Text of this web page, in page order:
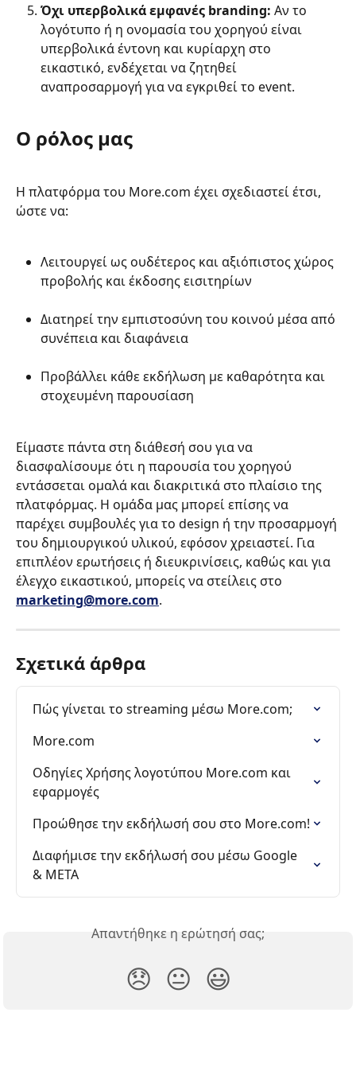
Όχι υπερβολικά εμφανές branding: Αν το
λογότυπο ή η ονομασία του χορηγού είναι
υπερβολικά έντονη και κυρίαρχη στο
εικαστικό, ενδέχεται να ζητηθεί
αναπροσαρμογή για να εγκριθεί το event.
Ο ρόλος μας
Η πλατφόρμα του More.com έχει σχεδιαστεί έτσι,
ώστε να:
Λειτουργεί ως ουδέτερος και αξιόπιστος χώρος
προβολής και έκδοσης εισιτηρίων
Διατηρεί την εμπιστοσύνη του κοινού μέσα από
συνέπεια και διαφάνεια
Προβάλλει κάθε εκδήλωση με καθαρότητα και
στοχευμένη παρουσίαση
Είμαστε πάντα στη διάθεσή σου για να
διασφαλίσουμε ότι η παρουσία του χορηγού
εντάσσεται ομαλά και διακριτικά στο πλαίσιο της
πλατφόρμας. Η ομάδα μας μπορεί επίσης να
παρέχει συμβουλές για το design ή την προσαρμογή
του δημιουργικού υλικού, εφόσον χρειαστεί. Για
επιπλέον ερωτήσεις ή διευκρινίσεις, καθώς και για
έλεγχο εικαστικού, μπορείς να στείλεις στο
marketing@more.com.
Σχετικά άρθρα
Πώς γίνεται το streaming μέσω More.com;
More.com
Οδηγίες Χρήσης λογοτύπου More.com και
εφαρμογές
Προώθησε την εκδήλωσή σου στο More.com!
Διαφήμισε την εκδήλωσή σου μέσω Google
& META
Απαντήθηκε η ερώτησή σας;
😞 😐 😃